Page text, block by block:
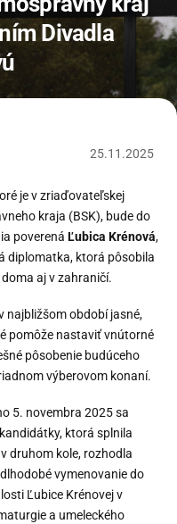
Divadla
25.11 .2025
je v zriaďovateľskej
kraja (BSK), bude do
poverená Ľubica Krénová,
diplomatka, ktorá pôsobila
aj v zahraničí.
najbližšom období jasné,
pomôže nastaviť vnútorné
pôsobenie budúceho
výberovom konaní.
5. novembra 2025 sa
ktorá splnila
druhom kole, rozhodla
vymenovanie do
Ľubice Krénovej v
a umeleckého